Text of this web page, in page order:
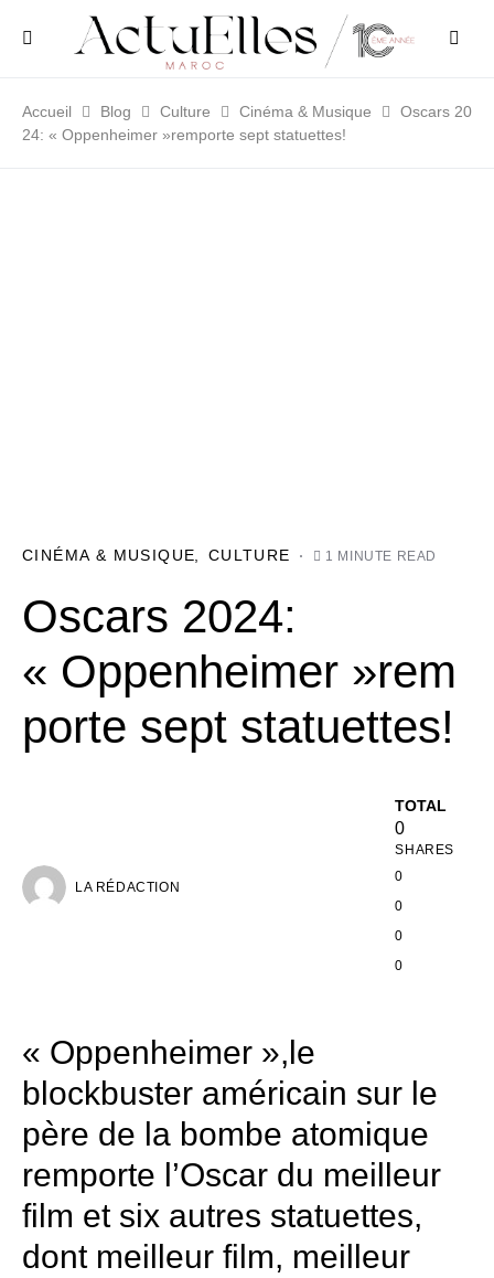
Accueil Blog Culture Cinéma & Musique
Oscars 20
24: « Oppenheimer »remporte sept statuettes!
CINÉMA & MUSIQUE CULTURE 1 MINUTE READ
Oscars 2024:
« Oppenheimer »rem
porte sept statuettes!
LA RÉDACTION
TOTAL
0
SHARES
0
0
0
0
« Oppenheimer »,le
blockbuster américain sur le
père de la bombe atomique
remporte l’Oscar du meilleur
film et six autres statuettes,
dont meilleur film, meilleur